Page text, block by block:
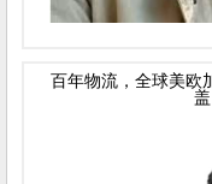
百年物流，全球美欧